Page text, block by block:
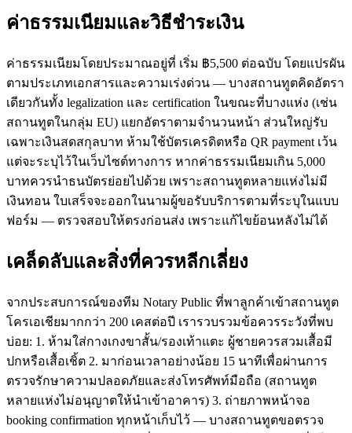
ค่าธรรมเนียมและวิธีชำระเงิน
ค่าธรรมเนียมโดยประมาณอยู่ที่ เริ่ม ฿5,500 ต่อฉบับ โดยแปรผัน
ตามประเภทเอกสารและความเร่งด่วน — บางสถานทูตคิดอัตรา
เดียวกันทั้ง legalization และ certification ในขณะที่บางแห่ง (เช่น
สถานทูตในกลุ่ม EU) แยกอัตราตามจำนวนหน้า ส่วนใหญ่รับ
เฉพาะเงินสดสกุลบาท ห้ามใช้บัตรเครดิตหรือ QR payment เว้น
แต่จะระบุไว้ในเว็บไซต์ทางการ หากค่าธรรมเนียมเกิน 5,000
บาทควรนำธนบัตรย่อยไปด้วย เพราะสถานทูตหลายแห่งไม่มี
เงินทอน ใบเสร็จจะออกในนามผู้ขอรับบริการตามที่ระบุในแบบ
ฟอร์ม — ตรวจสอบให้ตรงก่อนส่ง เพราะแก้ไขย้อนหลังไม่ได้
เคล็ดลับและสิ่งที่ควรหลีกเลี่ยง
จากประสบการณ์ของทีม Notary Public ที่พาลูกค้าเข้าสถานทูต
โครเอเชียมากกว่า 200 เคสต่อปี เรารวบรวมข้อควรระวังที่พบ
บ่อย: 1. ห้ามใส่กางเกงขาสั้น/รองเท้าแตะ ผู้ชายควรสวมเสื้อมี
ปกหรือเสื้อเชิ้ต 2. มาก่อนเวลาอย่างน้อย 15 นาทีเพื่อผ่านการ
ตรวจรักษาความปลอดภัยและส่งโทรศัพท์มือถือ (สถานทูต
หลายแห่งไม่อนุญาตให้นำเข้าอาคาร) 3. ถ่ายภาพหน้าจอ
booking confirmation ทุกหน้าเก็บไว้ — บางสถานทูตขอตรวจ